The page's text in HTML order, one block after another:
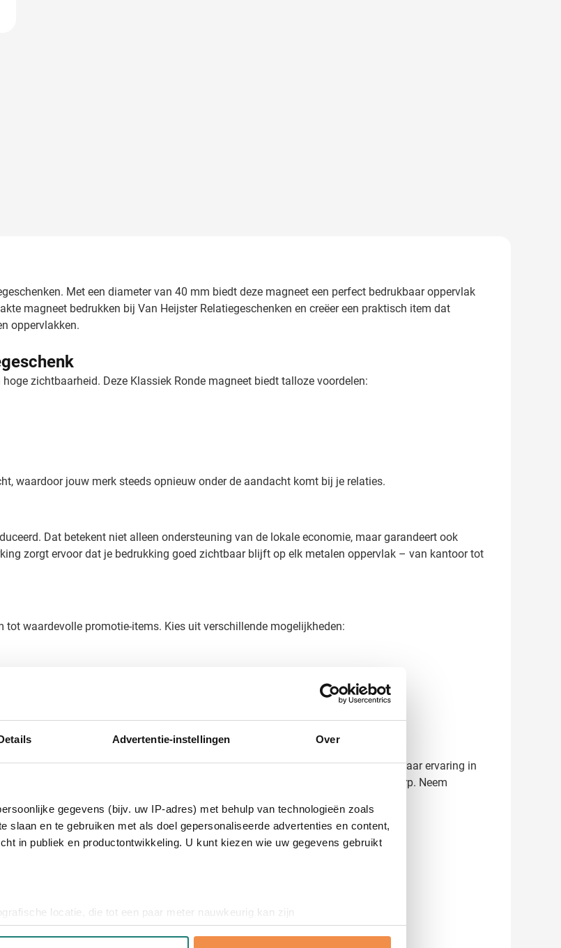
Advertentie-instellingen Over
gegevens (bijv. uw IP-adres) met behulp van technologieën zoals
slaan en te gebruiken met als doel gepersonaliseerde advertenties en content,
in publiek en productontwikkeling. U kunt kiezen wie uw gegevens gebruikt
locatie, die tot een paar meter nauwkeurig kan zijn
te scannen op specifieke eigenschappen (fingerprinting)
Met een diameter van 40 mm biedt deze magneet een perfect bedrukbaar oppervlak
magneet bedrukken bij Van Heijster Relatiegeschenken en creëer een praktisch item dat
oppervlakken.
zichtbaarheid. Deze Klassiek Ronde magneet biedt talloze voordelen:
waardoor jouw merk steeds opnieuw onder de aandacht komt bij je relaties.
Dat betekent niet alleen ondersteuning van de lokale economie, maar garandeert ook
zorgt ervoor dat je bedrukking goed zichtbaar blijft op elk metalen oppervlak – van kantoor tot
waardevolle promotie-items. Kies uit verschillende mogelijkheden:
bedrukresultaat, waardoor jouw merk perfect tot zijn recht komt.
Vraag een gratis digitaal voorbeeld aan voordat je bestelt. Met meer dan 45 jaar ervaring in
resultaat. De levertijd is doorgaans 5-7 werkdagen na goedkeuring van je ontwerp. Neem
offerte op maat!